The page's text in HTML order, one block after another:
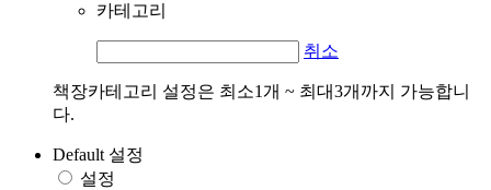
카테고리
취소
책장카테고리 설정은 최소1개 ~ 최대3개까지 가능합니
다.
Default 설정
설정